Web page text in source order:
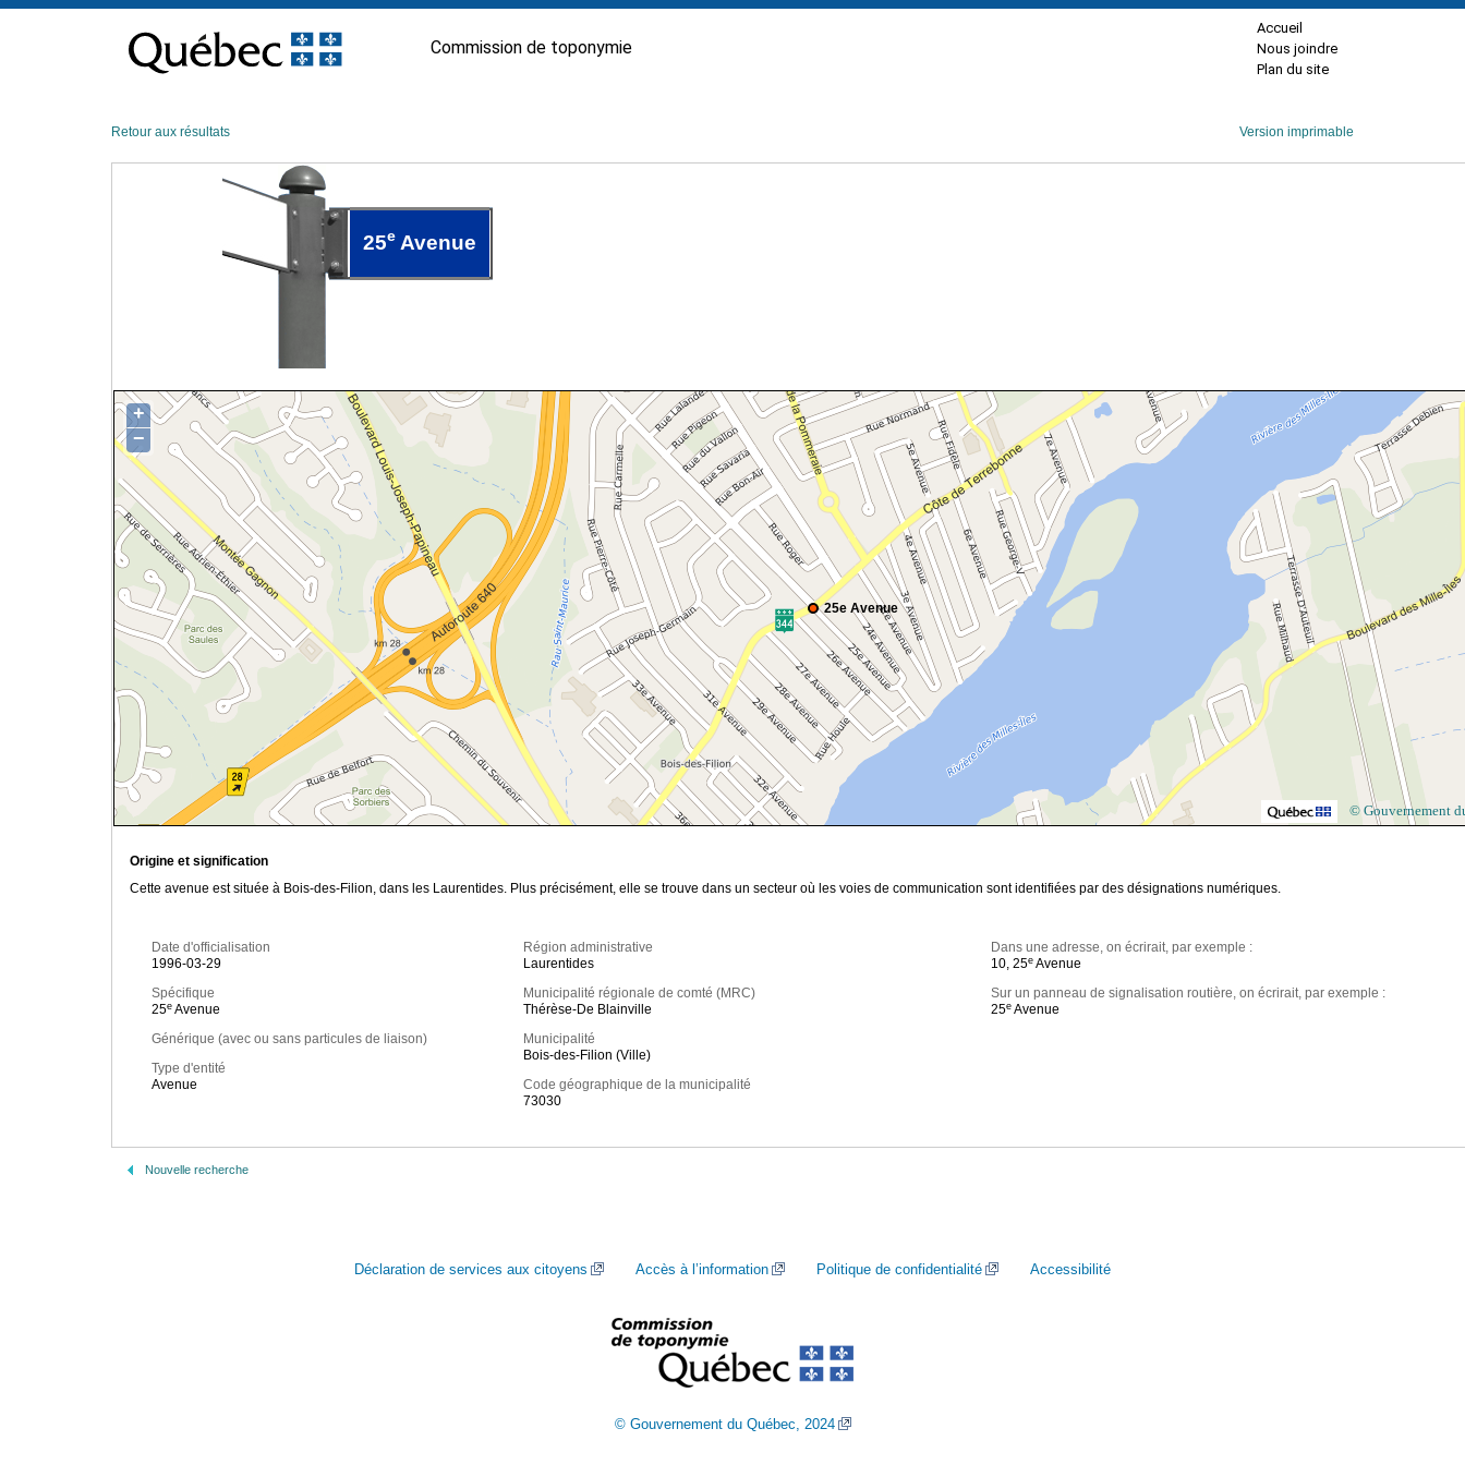
contenu
Commission de toponymie
Accueil
Nous joindre
Plan du site
Retour aux résultats Version imprimable
25e Avenue
25e Avenue
+
−
© Gouvernement
Origine et signification
Cette avenue est située à Bois-des-Filion, dans les Laurentides. Plus précisément, elle se trouve dans un secteur où les voies de communication sont identifiées par des désignations numériques.
Date d'officialisation
1996-03-29
Spécifique
25e Avenue
Générique (avec ou sans particules de liaison)
Type d'entité
Avenue
Région administrative
Laurentides
Municipalité régionale de comté (MRC)
Thérèse-De Blainville
Municipalité
Bois-des-Filion (Ville)
Code géographique de la municipalité
73030
Dans une adresse, on écrirait, par exemple :
10, 25e Avenue
Sur un panneau de signalisation routière, on écrirait, par exemple :
25e Avenue
Nouvelle recherche
Déclaration de services aux citoyens Accès à l’information Politique de confidentialité Accessibilité
© Gouvernement du Québec, 2024